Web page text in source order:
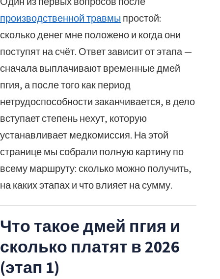
производственной травмы простой:
сколько денег мне положено и когда они
поступят на счёт. Ответ зависит от этапа —
сначала выплачивают временные дмей
пгия, а после того как период
нетрудоспособности заканчивается, в дело
вступает степень нехут, которую
устанавливает медкомиссия. На этой
странице мы собрали полную картину по
всему маршруту: сколько можно получить,
на каких этапах и что влияет на сумму.
Что такое дмей пгия и
сколько платят в 2026
(этап 1)